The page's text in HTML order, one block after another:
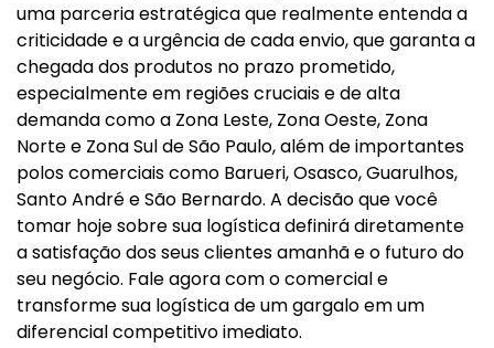
uma parceria estratégica que realmente entenda a
criticidade e a urgência de cada envio, que garanta a
chegada dos produtos no prazo prometido,
especialmente em regiões cruciais e de alta
demanda como a Zona Leste, Zona Oeste, Zona
Norte e Zona Sul de São Paulo, além de importantes
polos comerciais como Barueri, Osasco, Guarulhos,
Santo André e São Bernardo. A decisão que você
tomar hoje sobre sua logística definirá diretamente
a satisfação dos seus clientes amanhã e o futuro do
seu negócio. Fale agora com o comercial e
transforme sua logística de um gargalo em um
diferencial competitivo imediato.